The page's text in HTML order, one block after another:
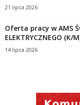
21 lipca 2026
Oferta pracy w AMS
ELEKTRYCZNEGO (K/
14 lipca 2026